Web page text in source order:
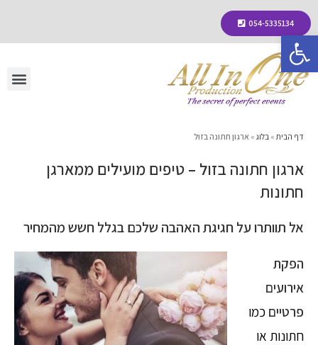
פתח סרגל נגישות
054-5335134
דף הבית » בלוג » ארגון חתונה בזול
ארגון חתונה בזול – טיפים מועילים ממארגן
חתונות
אל תוותרו על חגיגת האהבה שלכם בגלל חשש מהמחיר
הפקת
אירועים
פרטיים כמו
חתונות או